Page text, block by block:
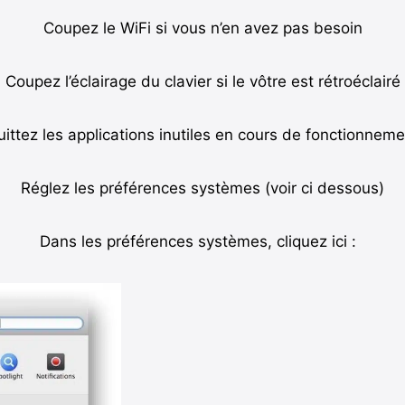
Coupez le WiFi si vous n’en avez pas besoin
Coupez l’éclairage du clavier si le vôtre est rétroéclairé
les applications inutiles en cours de
Réglez les préférences systèmes (voir ci dessous)
Dans les préférences systèmes, cliquez ici :